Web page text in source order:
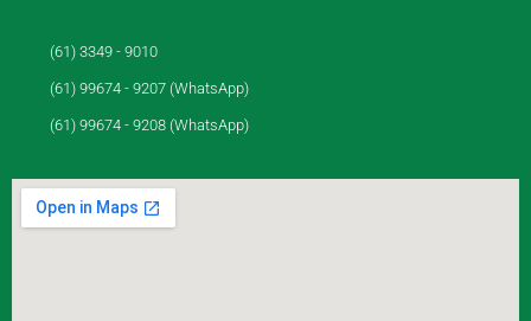
(61) 3349 - 9010
(61) 99674 - 9207 (WhatsApp)
(61) 99674 - 9208 (WhatsApp)